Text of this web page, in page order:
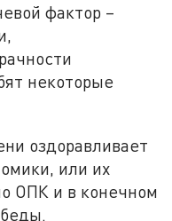
фактор –
некоторые
оздоравливает
или их
ОПК и в конечном